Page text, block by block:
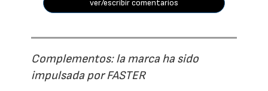
ver/escribir comentarios
Complementos: la marca ha sido
impulsada por FASTER